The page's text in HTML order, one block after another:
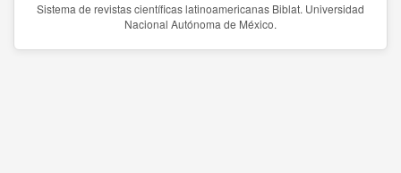
Sistema de revistas científicas latinoamericanas Biblat. Universidad
Nacional Autónoma de México.